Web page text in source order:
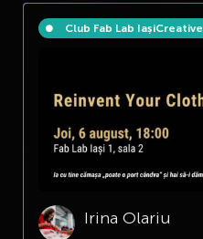
Club Fab Lab IașiCreative
Irina Olariu